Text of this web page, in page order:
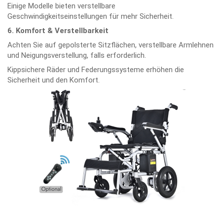
Einige Modelle bieten verstellbare
Geschwindigkeitseinstellungen für mehr Sicherheit.
6. Komfort & Verstellbarkeit
Achten Sie auf gepolsterte Sitzflächen, verstellbare Armlehnen
und Neigungsverstellung, falls erforderlich.
Kippsichere Räder und Federungssysteme erhöhen die
Sicherheit und den Komfort.